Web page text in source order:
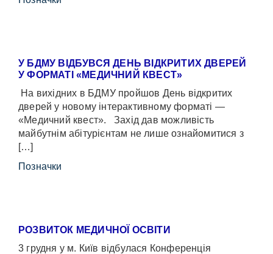
У БДМУ ВІДБУВСЯ ДЕНЬ ВІДКРИТИХ ДВЕРЕЙ
У ФОРМАТІ «МЕДИЧНИЙ КВЕСТ»
На вихідних в БДМУ пройшов День відкритих
дверей у новому інтерактивному форматі —
«Медичний квест». Захід дав можливість
майбутнім абітурієнтам не лише ознайомитися з
[…]
Позначки
РОЗВИТОК МЕДИЧНОЇ ОСВІТИ
3 грудня у м. Київ відбулася Конференція